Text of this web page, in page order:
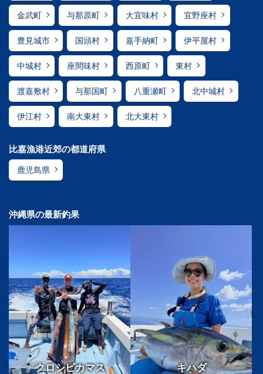
金武町 与那原町 大宜味村 宜野座村
豊見城市 国頭村 嘉手納町 伊平屋村
中城村 座間味村 西原町 東村
渡嘉敷村 与那国町 八重瀬町 北中城村
伊江村 南大東村 北大東村
比嘉漁港近郊の都道府県
鹿児島県
沖縄県の最新釣果
クロシビカマス キハダ